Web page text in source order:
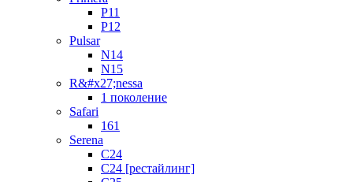
P11
P12
Pulsar
N14
N15
R&#x27;nessa
1 поколение
Safari
161
Serena
C24
C24 [рестайлинг]